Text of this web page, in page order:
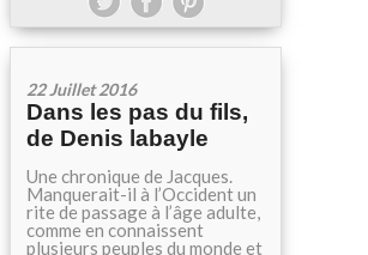
22 Juillet 2016
Dans les pas du fils,
de Denis labayle
Une chronique de Jacques.
Manquerait-il à l’Occident un
rite de passage à l’âge adulte,
comme en connaissent
plusieurs peuples du monde et